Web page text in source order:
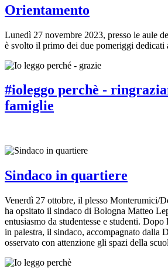
Orientamento
Lunedì 27 novembre 2023, presso le aule
è svolto il primo dei due pomeriggi dedicati
#ioleggo perchè -
famiglie
Sindaco in quartiere
Venerdì 27 ottobre, il plesso Monterumici/
ha opsitato il sindaco di Bologna Matteo
entusiasmo da studentesse e studenti. Dopo
in palestra, il sindaco, accompagnato dalla
osservato con attenzione gli spazi della